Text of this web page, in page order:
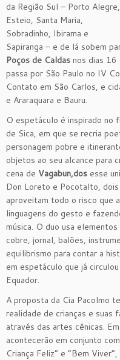
da Região Sul – Porto Alegre,
Esteio, Santa Maria,
Sobradinho, Ibirama e
Sapiranga – e de lá sobem
Poços de Caldas nos dias 16
passa por São Paulo no IV
Contato em São Carlos, e
e Araraquara e Bauru.
O espetáculo é inspirado no
de Sica, em que se recria
personagem pobre e
objetos ao seu alcance para
cena de Vagabun,dos esse
Don Loreto e Pocotalto, dois
aproveitam todo o risco que
linguagens do gesto e
música. O duo usa
cobre, jornal, balões,
equilibrismo para contar a
em espetáculo que já
Equador.
A proposta da Cia Pacolmo
realidade de crianças e suas
através das artes cênicas.
acontecerão em conjunto
Criança Feliz” e “Bem